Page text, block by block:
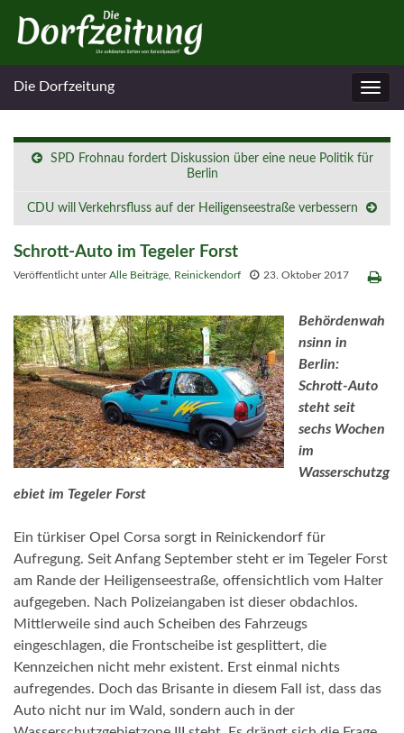
Die Dorfzeitung
SPD Frohnau fordert Diskussion über eine neue Politik für
Berlin
CDU will Verkehrsfluss auf der Heiligenseestraße verbessern
Schrott-Auto im Tegeler Forst
Veröffentlicht unterAlle Beiträge Reinickendorf 23. Oktober 2017
Behördenwah
nsinn in
Berlin:
Schrott-Auto
steht seit
sechs Wochen
im
Wasserschutzg
ebiet im Tegeler Forst
Ein türkiser Opel Corsa sorgt in Reinickendorf für
Aufregung. Seit Anfang September steht er im Tegeler Forst
am Rande der Heiligenseestraße, offensichtlich vom Halter
aufgegeben. Nach Polizeiangaben ist dieser obdachlos.
Mittlerweile sind auch Scheiben des Fahrzeugs
eingeschlagen, die Frontscheibe ist gesplittert, die
Kennzeichen nicht mehr existent. Erst einmal nichts
aufregendes. Doch das Brisante in diesem Fall ist, dass das
Auto nicht nur im Wald, sondern auch in der